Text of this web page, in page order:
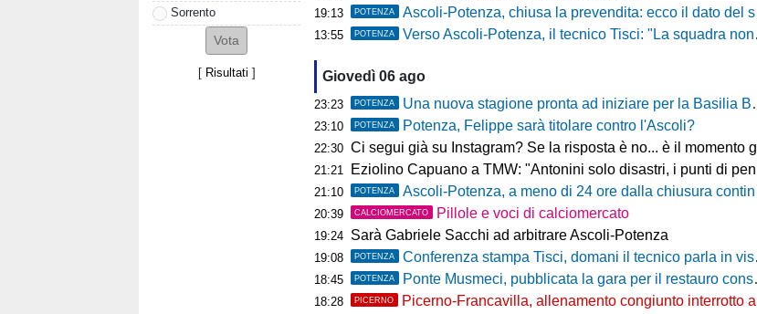
Sorrento
[ Risultati ]
19:13 POTENZA Ascoli-Potenza, chiusa la prevendita: ecco il dato del settore ospiti
13:55 POTENZA Verso Ascoli-Potenza, il tecnico Tisci: "La squadra non deve vivere questa sfida come una rivincita dei playoff, ai tifosi dico di godersi la trasferta"
Giovedì 06 ago
23:23 POTENZA Una nuova stagione pronta ad iniziare per la Basilia Basket Potenza
23:10 POTENZA Potenza, Felippe sarà titolare contro l'Ascoli?
22:30 Ci segui già su Instagram? Se la risposta è no... è il momento giusto per rimediare!
21:21 Eziolino Capuano a TMW: "Antonini solo disastri, i punti di penalizzazione che ha preso un record mondiale"
21:10 POTENZA Ascoli-Potenza, a meno di 24 ore dalla chiusura continua a salire il numero di biglietti venduti nel settore ospiti
20:39 CALCIOMERCATO Pillole e voci di calciomercato
19:24 Sarà Gabriele Sacchi ad arbitrare Ascoli-Potenza
19:08 POTENZA Conferenza stampa Tisci, domani il tecnico parla in vista di Ascoli-Potenza
18:45 POTENZA Ponte Musmeci, pubblicata la gara per il restauro conservativo
18:28 PICERNO Picerno-Francavilla, allenamento congiunto interrotto al termine del primo tempo